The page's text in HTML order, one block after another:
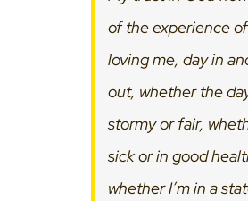
of the experience
loving me, day in
out, whether the
stormy or fair,
sick or in good
whether I’m in a